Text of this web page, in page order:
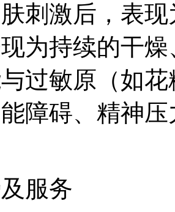
刺激后，表
为持续的干
过敏原（如
障碍、精神
服务